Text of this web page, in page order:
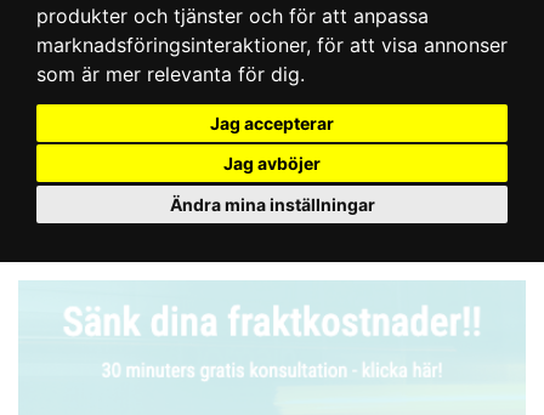
produkter och tjänster och för att anpassa
marknadsföringsinteraktioner, för att visa annonser
som är mer relevanta för dig.
Jag accepterar
Jag avböjer
Ändra mina inställningar